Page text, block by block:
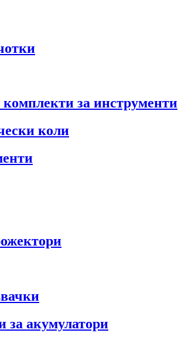
за инструменти
коли
за акумулатори